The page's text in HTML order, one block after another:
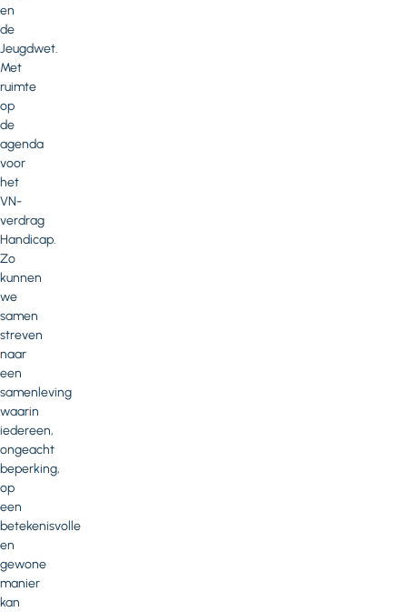
en
de
Jeugdwet.
Met
ruimte
op
de
agenda
voor
het
VN-
verdrag
Handicap.
Zo
kunnen
we
samen
streven
naar
een
samenleving
waarin
iedereen,
ongeacht
beperking,
op
een
betekenisvolle
en
gewone
manier
kan